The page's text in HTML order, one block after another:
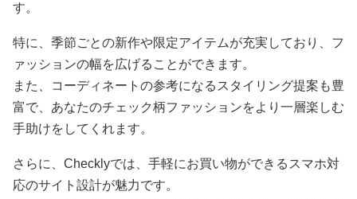
す。
特に、季節ごとの新作や限定アイテムが充実しており、フ
ァッションの幅を広げることができます。
また、コーディネートの参考になるスタイリング提案も豊
富で、あなたのチェック柄ファッションをより一層楽しむ
手助けをしてくれます。
さらに、Checklyでは、手軽にお買い物ができるスマホ対
応のサイト設計が魅力です。